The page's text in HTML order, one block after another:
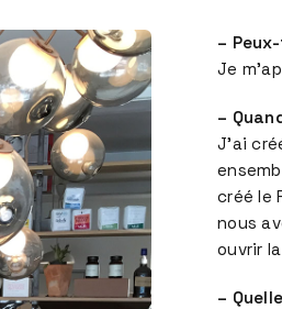
–
Je
–
J’ai
créé le
nous
ouvrir
–